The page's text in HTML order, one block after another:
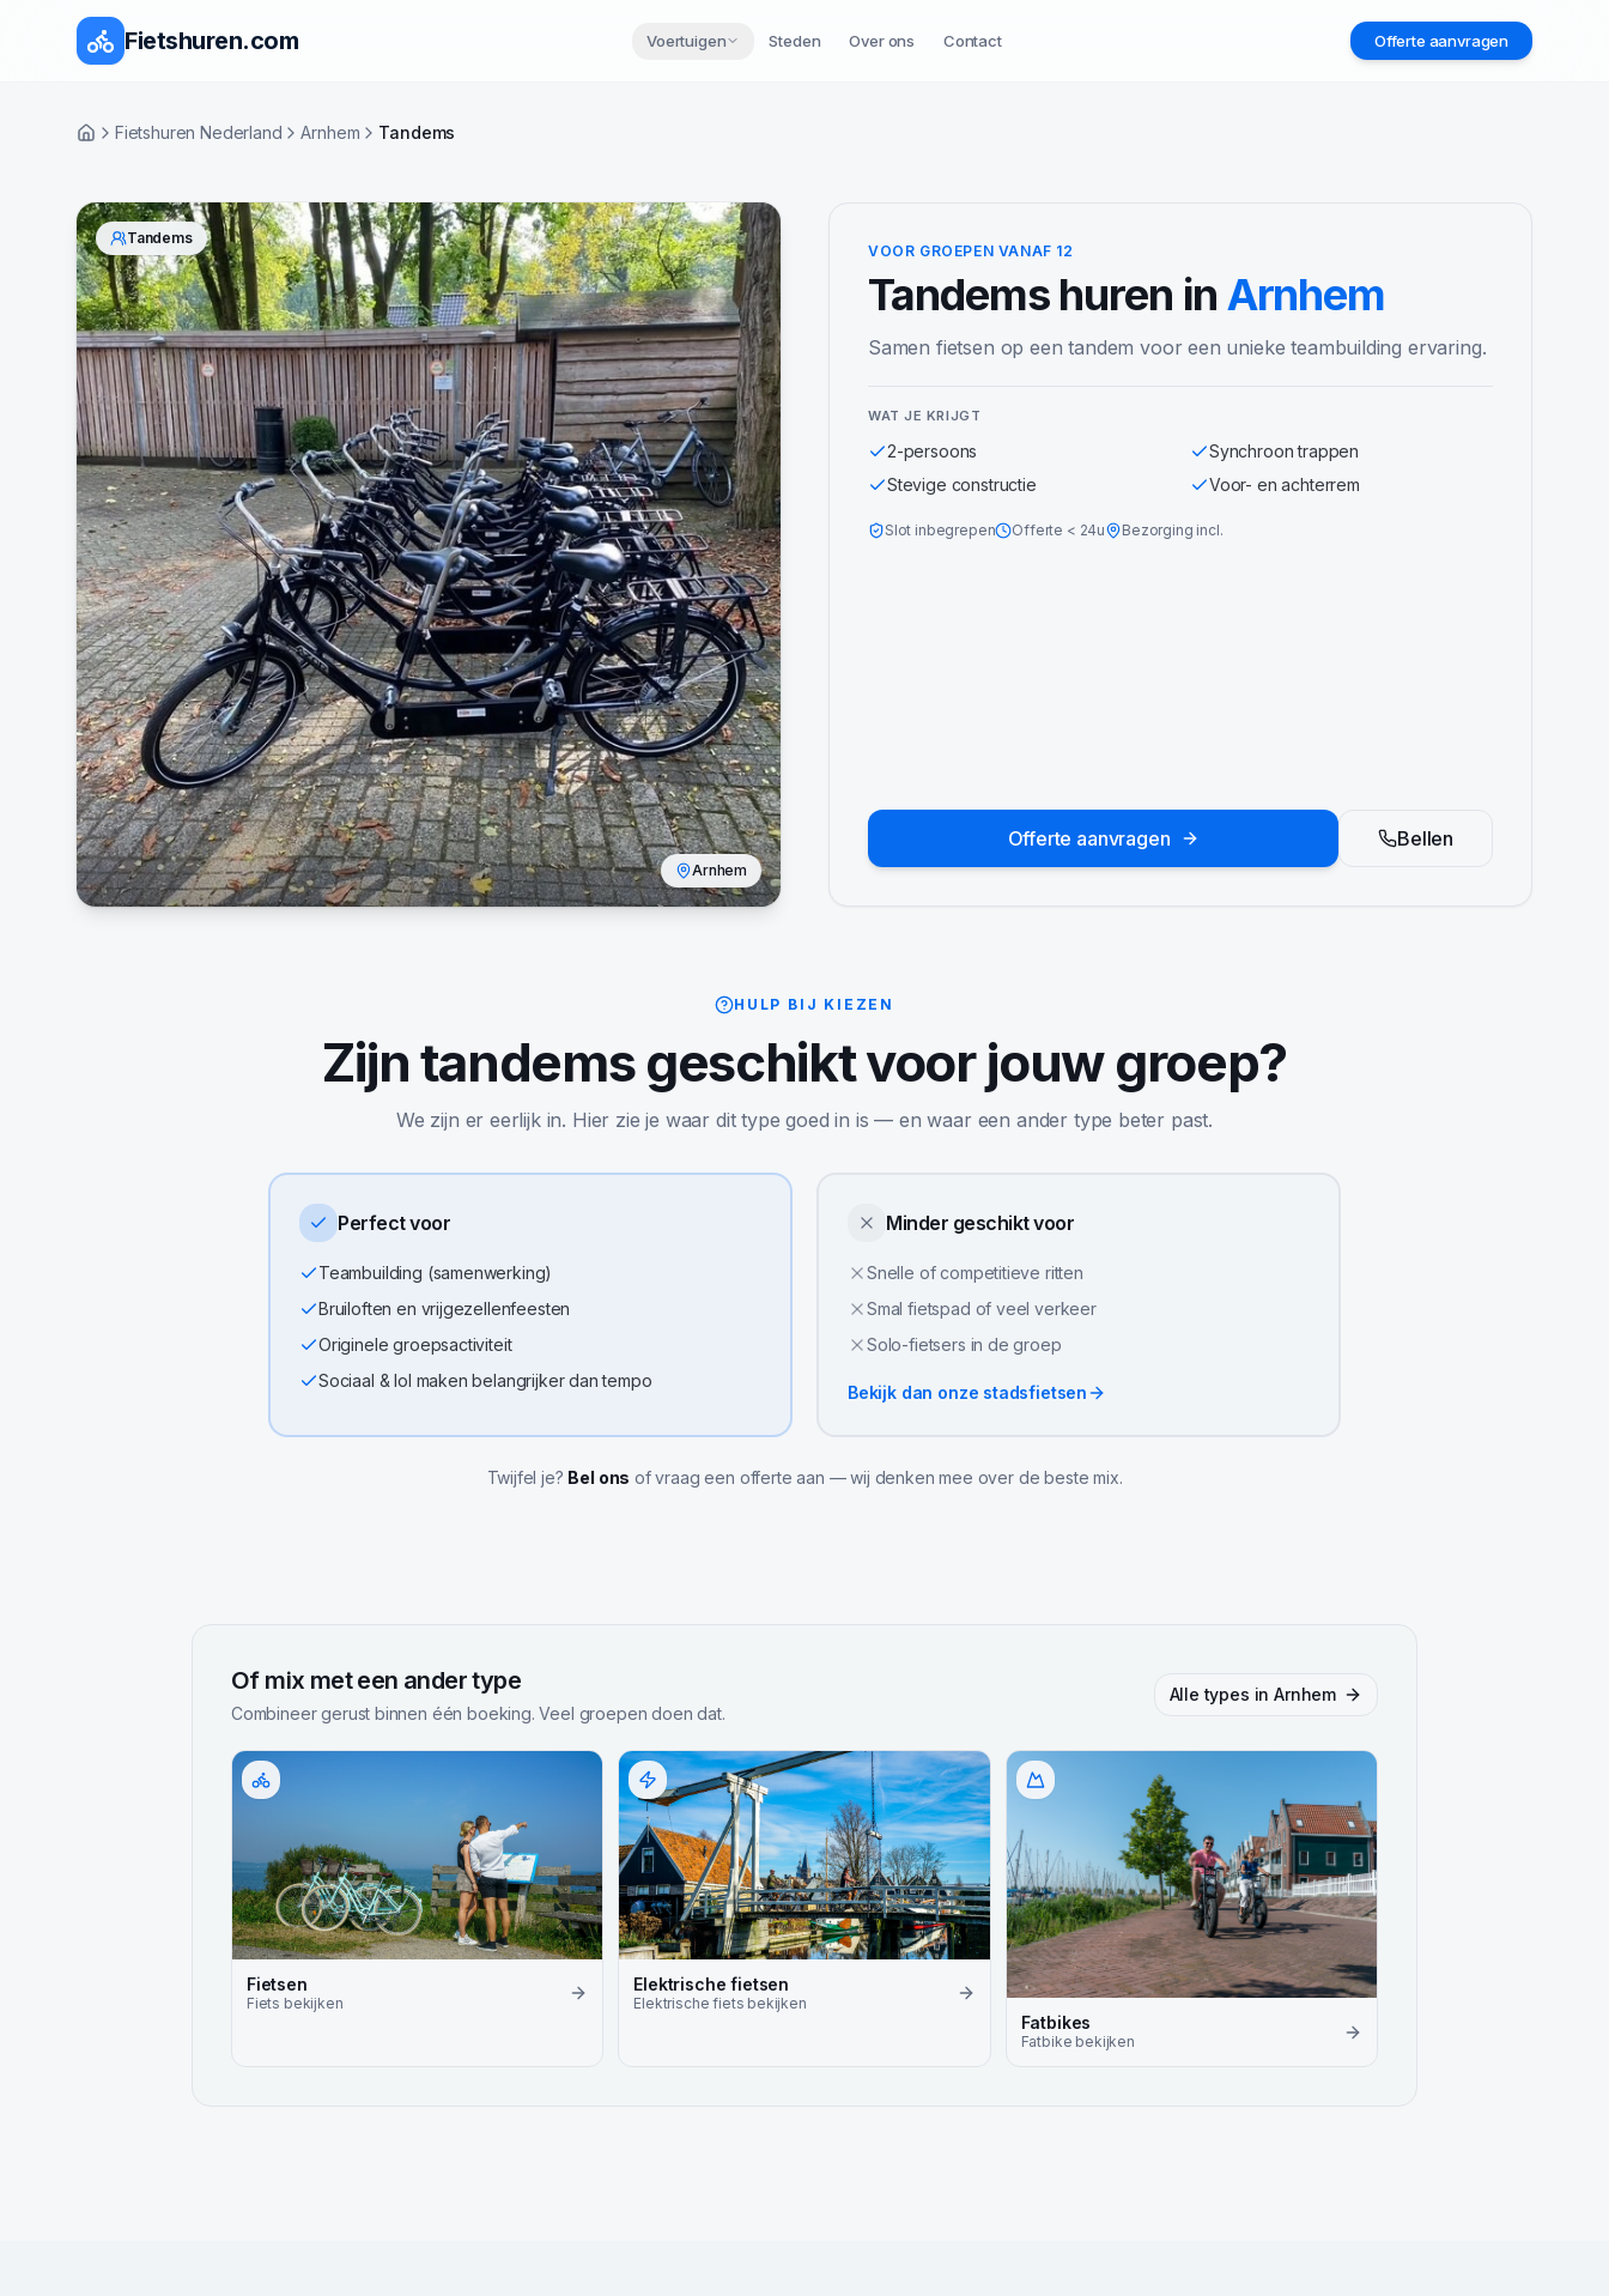
Fietshuren.com Voertuigen Steden Over ons Contact Offerte aanvragen
HomeFietshuren Nederland Arnhem Tandems
Tandems
Arnhem
VOOR GROEPEN VANAF 12
Tandemshuren in Arnhem
Samen fietsen op een tandem voor een unieke teambuilding ervaring.
WAT JE KRIJGT
2-persoons
Synchroon trappen
Stevige constructie
Voor- en achterrem
Slot inbegrepen Offerte < 24u Bezorging incl.
Offerte aanvragen Bellen
HULP BIJ KIEZEN
Zijntandemsgeschikt voor jouw groep?
We zijn er eerlijk in. Hier zie je waar dit type goed in is — en waar een ander type beter past.
Perfect voor
Teambuilding (samenwerking)
Bruiloften en vrijgezellenfeesten
Originele groepsactiviteit
Sociaal & lol maken belangrijker dan tempo
Minder geschikt voor
Snelle of competitieve ritten
Smal fietspad of veel verkeer
Solo-fietsers in de groep
Bekijk dan onze stadsfietsen
Twijfel je? Bel ons of vraag een offerte aan — wij denken mee over de beste mix.
Of mix met een ander type
Combineer gerust binnen één boeking. Veel groepen doen dat.
Alle types inArnhem
Fietsen
Fiets bekijken
Elektrische fietsen
Elektrische fiets bekijken
Fatbikes
Fatbike bekijken